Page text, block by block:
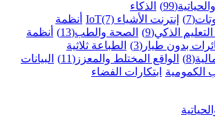
(99)
الذكاء
(7) إنترنت الأشياء IoT (7)
أنظمة
الذكي(9) الصحة والطب(13)
أنظمة
بدون طيار (3)
الطباعة ثلاثية
(8) الواقع المختلط والمعزز (11)
البيانات
الكمومية ابتكارات الفضاء